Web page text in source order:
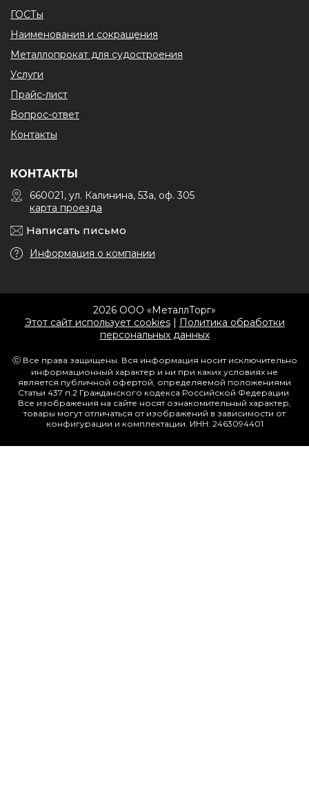
ГОСТы
Наименования и сокращения
Металлопрокат для судостроения
Услуги
Прайс-лист
Вопрос-ответ
Контакты
КОНТАКТЫ
660021, ул. Калинина, 53а, оф. 305
карта проезда
Написать письмо
Информация о компании
2026 ООО «МеталлТорг»
Этот сайт использует cookies| Политика обработки
персональных данных
ⓒ Все права защищены. Вся информация носит исключительно
информационный характер и ни при каких условиях не
является публичной офертой, определяемой положениями
Статьи 437 п.2 Гражданского кодекса Российской Федерации.
Все изображения на сайте носят ознакомительный характер,
товары могут отличаться от изображений в зависимости от
конфигурации и комплектации. ИНН: 2463094401